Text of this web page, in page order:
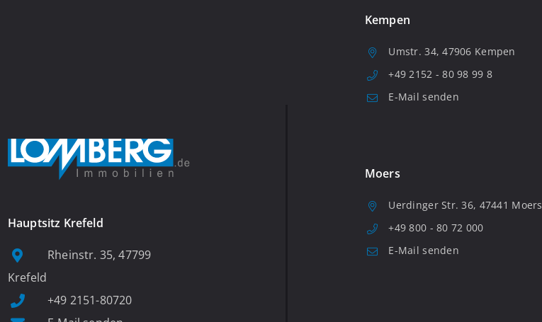
Hauptsitz Krefeld
Rheinstr. 35, 47799
Krefeld
+49 2151-80720
Kempen
Umstr. 34, 47906 Kempen
+49 2152 - 80 98 99 8
E-Mail senden
Moers
Uerdinger Str. 36, 47441 Moers
+49 800 - 80 72 000
E-Mail senden